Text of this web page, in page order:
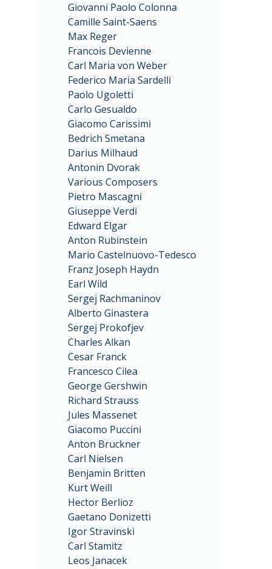
Giovanni Paolo Colonna
Camille Saint-Saens
Max Reger
Francois Devienne
Carl Maria von Weber
Federico Maria Sardelli
Paolo Ugoletti
Carlo Gesualdo
Giacomo Carissimi
Bedrich Smetana
Darius Milhaud
Antonin Dvorak
Various Composers
Pietro Mascagni
Giuseppe Verdi
Edward Elgar
Anton Rubinstein
Mario Castelnuovo-Tedesco
Franz Joseph Haydn
Earl Wild
Sergej Rachmaninov
Alberto Ginastera
Sergej Prokofjev
Charles Alkan
Cesar Franck
Francesco Cilea
George Gershwin
Richard Strauss
Jules Massenet
Giacomo Puccini
Anton Bruckner
Carl Nielsen
Benjamin Britten
Kurt Weill
Hector Berlioz
Gaetano Donizetti
Igor Stravinski
Carl Stamitz
Leos Janacek